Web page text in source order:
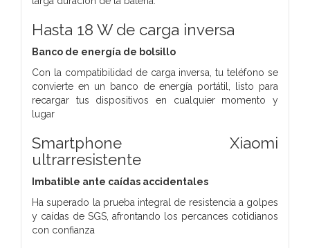
Hasta 18 W de carga inversa
Banco de energía de bolsillo
Con la compatibilidad de carga inversa, tu teléfono se
convierte en un banco de energía portátil, listo para
recargar tus dispositivos en cualquier momento y
lugar
Smartphone Xiaomi
ultrarresistente
Imbatible ante caídas accidentales
Ha superado la prueba integral de resistencia a golpes
y caídas de SGS, afrontando los percances cotidianos
con confianza